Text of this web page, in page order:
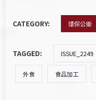
CATEGORY: 環保公衛
TAGGED: ISSUE_2249
外食 食品加工